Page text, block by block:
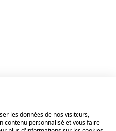
les données de nos visiteurs,
contenu personnalisé et vous faire